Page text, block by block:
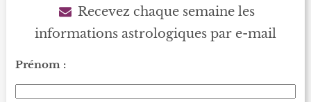
Recevez chaque semaine les
informations astrologiques par e-mail
Prénom :